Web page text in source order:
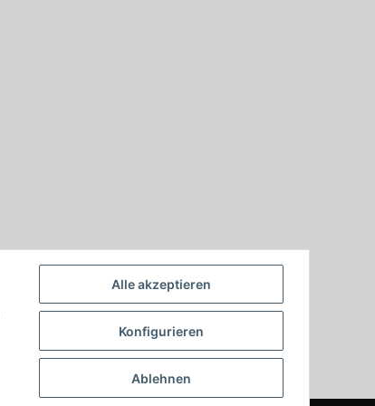
Alle akzeptieren
Konfigurieren
Ablehnen